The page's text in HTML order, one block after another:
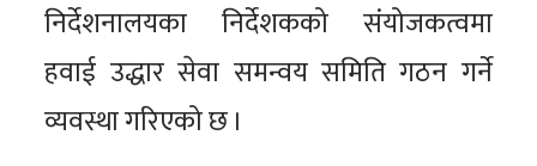
निर्देशनालयका निर्देशकको संयोजकत्वमा
हवाई उद्धार सेवा समन्वय समिति गठन गर्ने
व्यवस्था गरिएको छ ।